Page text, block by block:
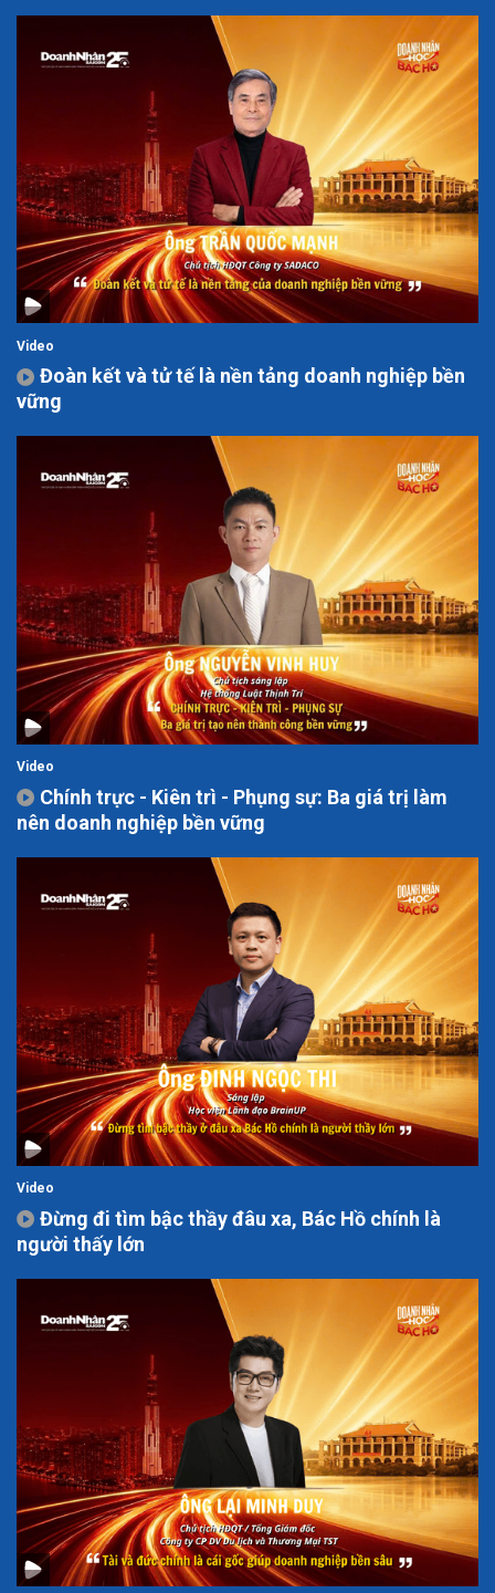
Video
Đoàn kết và tử tế là nền tảng doanh nghiệp bền
vững
Video
Chính trực - Kiên trì - Phụng sự: Ba giá trị làm
nên doanh nghiệp bền vững
Video
Đừng đi tìm bậc thầy đâu xa, Bác Hồ chính là
người thấy lớn